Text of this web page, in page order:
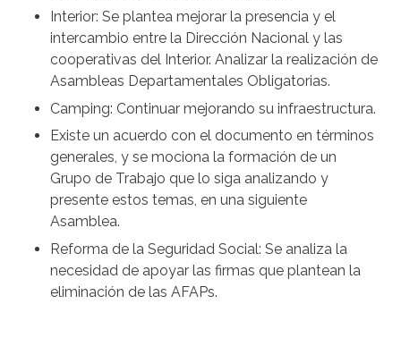
Interior: Se plantea mejorar la presencia y el
intercambio entre la Dirección Nacional y las
cooperativas del Interior. Analizar la realización de
Asambleas Departamentales Obligatorias.
Camping: Continuar mejorando su infraestructura.
Existe un acuerdo con el documento en términos
generales, y se mociona la formación de un
Grupo de Trabajo que lo siga analizando y
presente estos temas, en una siguiente
Asamblea.
Reforma de la Seguridad Social: Se analiza la
necesidad de apoyar las firmas que plantean la
eliminación de las AFAPs.